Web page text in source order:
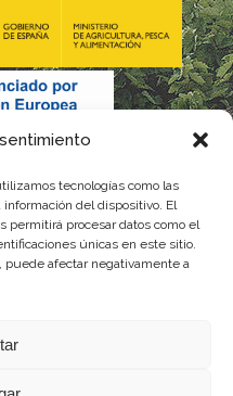
tecnologías como las
del dispositivo. El
permitirá procesar datos como el
únicas en este sitio.
puede afectar negativamente a
este Consejo Regulador es financiada,
de gastos del Instituto Canario de